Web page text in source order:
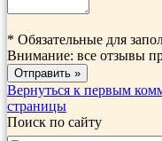
* Обязательные для
Внимание: все отзывы
Вернуться к первым
страницы
Поиск по сайту